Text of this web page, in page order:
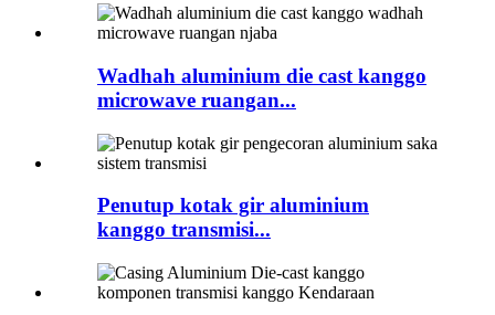
Wadhah aluminium die cast kanggo
microwave ruangan...
Penutup kotak gir aluminium
kanggo transmisi...